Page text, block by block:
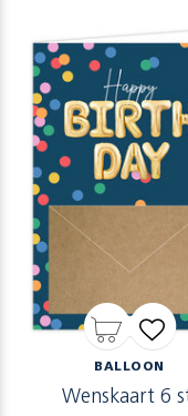
BALLOON
Wenskaart 6